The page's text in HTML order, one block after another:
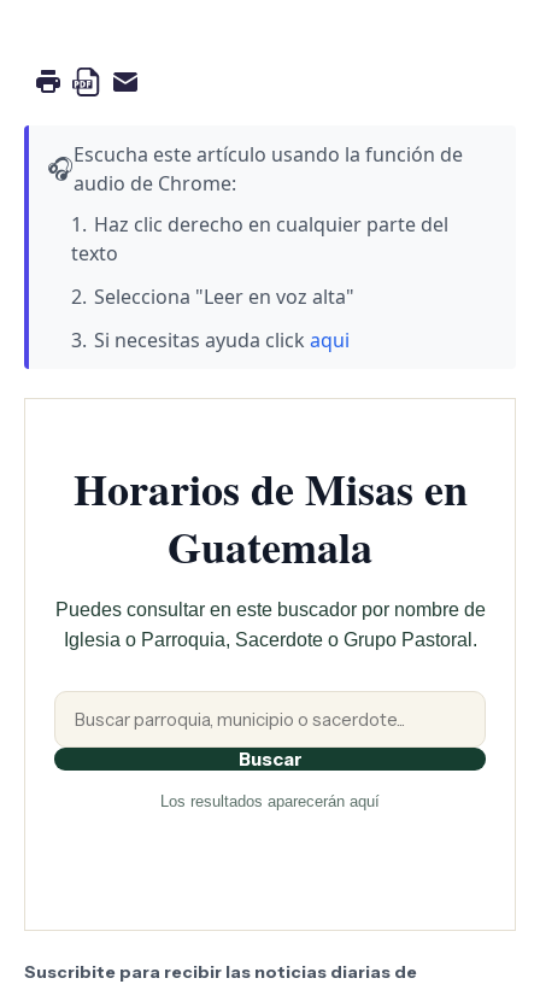
🎧Escucha este artículo usando la función de
audio de Chrome:
Haz clic derecho en cualquier parte del
texto
Selecciona "Leer en voz alta"
Si necesitas ayuda click aqui
Horarios de Misas en
Guatemala
Puedes consultar en este buscador por nombre de
Iglesia o Parroquia, Sacerdote o Grupo Pastoral.
Buscar
Los resultados aparecerán aquí
Suscribite para recibir las noticias diarias de